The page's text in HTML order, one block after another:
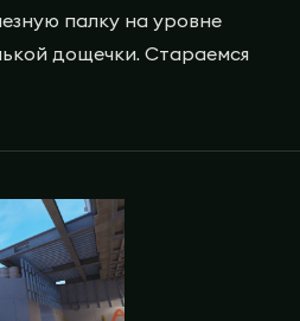
палку на уровне
дощечки. Стараемся